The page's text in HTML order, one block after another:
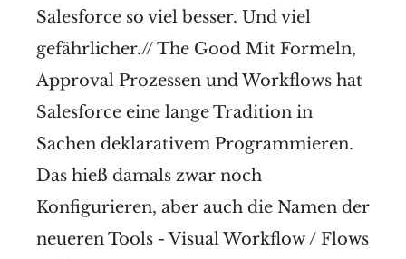
Salesforce so viel besser. Und viel
gefährlicher.// The Good Mit Formeln,
Approval Prozessen und Workflows hat
Salesforce eine lange Tradition in
Sachen deklarativem Programmieren.
Das hieß damals zwar noch
Konfigurieren, aber auch die Namen der
neueren Tools - Visual Workflow / Flows